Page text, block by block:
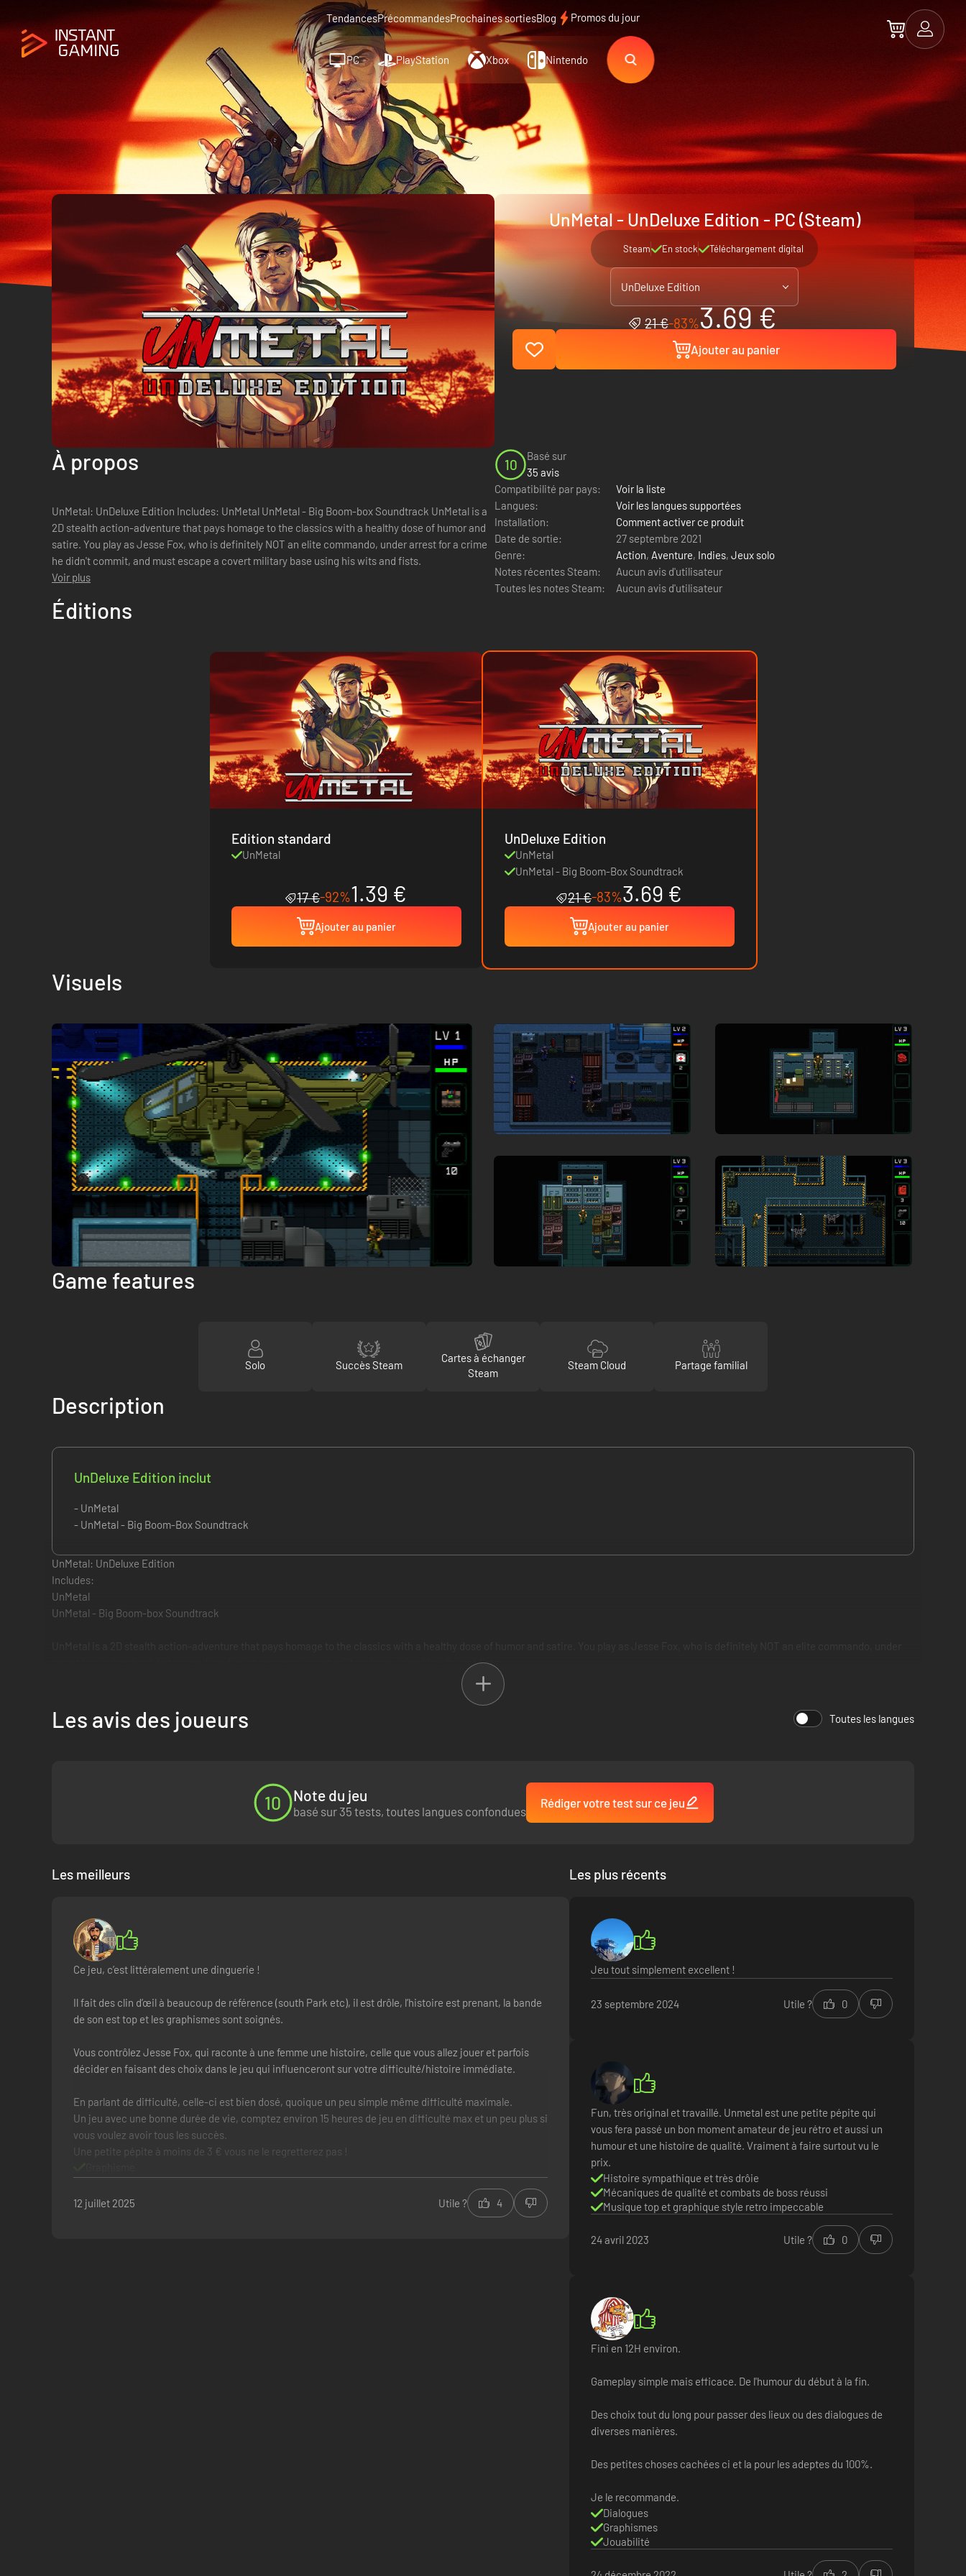
TendancesPrécommandesProchaines sortiesBlog Promos du jour
PC PlayStation Xbox Nintendo
UnMetal - UnDeluxe Edition - PC (Steam)
Steam En stock Téléchargement digital
UnDeluxe Edition
21 €-83%3.69 €
Ajouter au panier
À propos
UnMetal: UnDeluxe Edition Includes: UnMetal UnMetal - Big Boom-box Soundtrack UnMetal is a
2D stealth action-adventure that pays homage to the classics with a healthy dose of humor and
satire. You play as Jesse Fox, who is definitely NOT an elite commando, under arrest for a crime
he didn't commit, and must escape a covert military base using his wits and fists.
Voir plus
10
Basé sur
35 avis
Compatibilité par pays:
Voir la liste
Langues:
Voir les langues supportées
Installation:
Comment activer ce produit
Date de sortie:
27 septembre 2021
Genre:
Action, Aventure, Indies, Jeux solo
Notes récentes Steam:
Aucun avis d'utilisateur
Toutes les notes Steam:
Aucun avis d'utilisateur
Éditions
Edition standard
UnMetal
17 €-92%1.39 €
Ajouter au panier
UnDeluxe Edition
UnMetal
UnMetal - Big Boom-Box Soundtrack
21 €-83%3.69 €
Ajouter au panier
Visuels
Game features
Solo Succès Steam
Cartes à échanger
Steam
Steam Cloud Partage familial
Description
UnDeluxe Edition inclut
- UnMetal
- UnMetal - Big Boom-Box Soundtrack
UnMetal: UnDeluxe Edition
Includes:
UnMetal
UnMetal - Big Boom-box Soundtrack
arrest for a crime he didn't commit, and must escape a covert military base using his wits and fists.
Les avis des joueurs Toutes les langues
10 Note du jeu
basé sur 35 tests, toutes langues confondues
Rédiger votre test sur ce jeu
Les meilleurs
Ce jeu, c’est littéralement une dinguerie !
Il fait des clin d’œil à beaucoup de référence (south Park etc), il est drôle, l’histoire est prenant, la bande
de son est top et les graphismes sont soignés.
Vous contrôlez Jesse Fox, qui raconte à une femme une histoire, celle que vous allez jouer et parfois
décider en faisant des choix dans le jeu qui influenceront sur votre difficulté/histoire immédiate.
En parlant de difficulté, celle-ci est bien dosé, quoique un peu simple même difficulté maximale.
Un jeu avec une bonne durée de vie, comptez environ 15 heures de jeu en difficulté max et un peu plus si
vous voulez avoir tous les succès.
Une petite pépite à moins de 3 € vous ne le regretterez pas !
Narration prenant
Pourquoi ils s’appellent tous Mike ??????
12 juillet 2025 Utile ? 4
Les plus récents
Jeu tout simplement excellent !
23 septembre 2024 Utile ? 0
Fun, très original et travaillé. Unmetal est une petite pépite qui
vous fera passé un bon moment amateur de jeu rétro et aussi un
humour et une histoire de qualité. Vraiment à faire surtout vu le
prix.
Histoire sympathique et très drôie
Mécaniques de qualité et combats de boss réussi
Musique top et graphique style retro impeccable
24 avril 2023 Utile ? 0
Fini en 12H environ.
Gameplay simple mais efficace. De l'humour du début à la fin.
Des choix tout du long pour passer des lieux ou des dialogues de
diverses manières.
Des petites choses cachées ci et la pour les adeptes du 100%.
Je le recommande.
Dialogues
Graphismes
Jouabilité